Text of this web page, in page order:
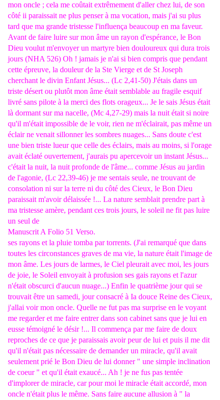
mon oncle ; cela me coûtait extrêmement d'aller chez lui, de son
côté ii paraissait ne plus penser à ma vocation, mais j'ai su plus
tard que ma grande tristesse l'influença beaucoup en ma faveur.
Avant de faire luire sur mon âme un rayon d'espérance, le Bon
Dieu voulut m'envoyer un martyre bien douloureux qui dura trois
jours (NHA 526) Oh ! jamais je n'ai si bien compris que pendant
cette épreuve, la douleur de la Ste Vierge et de St Joseph
cherchant le divin Enfant Jésus... (Lc 2,41-50) J'étais dans un
triste désert ou plutôt mon âme était semblable au fragile esquif
livré sans pilote à la merci des flots orageux... Je le sais Jésus était
là dormant sur ma nacelle, (Mc 4,27-29) mais la nuit était si noire
qu'il m'était impossible de le voir, rien ne m'éclairait, pas même un
éclair ne venait sillonner les sombres nuages... Sans doute c'est
une bien triste lueur que celle des éclairs, mais au moins, si l'orage
avait éclaté ouvertement, j'aurais pu apercevoir un instant Jésus...
c'était la nuit, la nuit profonde de l'âme... comme Jésus au jardin
de l'agonie, (Lc 22,39-46) je me sentais seule, ne trouvant de
consolation ni sur la terre ni du côté des Cieux, le Bon Dieu
paraissait m'avoir délaissée !... La nature semblait prendre part à
ma tristesse amère, pendant ces trois jours, le soleil ne fit pas luire
un seul de
Manuscrit A Folio 51 Verso.
ses rayons et la pluie tomba par torrents. (J'ai remarqué que dans
toutes les circonstances graves de ma vie, la nature était l'image de
mon âme. Les jours de larmes, le Ciel pleurait avec moi, les jours
de joie, le Soleil envoyait à profusion ses gais rayons et l'azur
n'était obscurci d'aucun nuage...) Enfin le quatrième jour qui se
trouvait être un samedi, jour consacré à Ia douce Reine des Cieux,
j'allai voir mon oncle. Quelle ne fut pas ma surprise en le voyant
me regarder et me faire entrer dans son cabinet sans que je lui en
eusse témoigné le désir !... Il commença par me faire de doux
reproches de ce que je paraissais avoir peur de lui et puis il me dit
qu'il n'était pas nécessaire de demander un miracle, qu'il avait
seulement prié le Bon Dieu de lui donner " une simple inclination
de coeur " et qu'il était exaucé... Ah ! je ne fus pas tentée
d'implorer de miracle, car pour moi le miracle était accordé, mon
oncle n'était plus le même. Sans faire aucune allusion à " la